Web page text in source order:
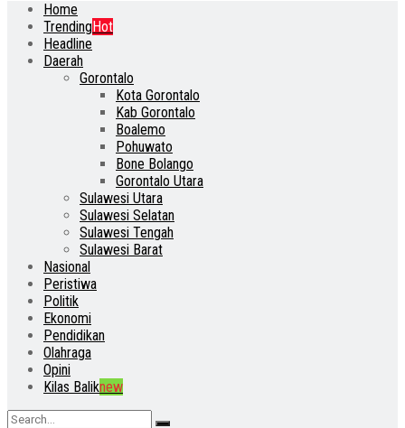
Home
TrendingHot
Headline
Daerah
Gorontalo
Kota Gorontalo
Kab Gorontalo
Boalemo
Pohuwato
Bone Bolango
Gorontalo Utara
Sulawesi Utara
Sulawesi Selatan
Sulawesi Tengah
Sulawesi Barat
Nasional
Peristiwa
Politik
Ekonomi
Pendidikan
Olahraga
Opini
Kilas Baliknew